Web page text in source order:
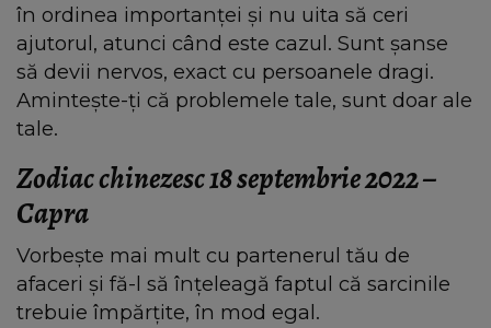
în ordinea importanței și nu uita să ceri
ajutorul, atunci când este cazul. Sunt șanse
să devii nervos, exact cu persoanele dragi.
Amintește-ți că problemele tale, sunt doar ale
tale.
Zodiac chinezesc 18 septembrie 2022 –
Capra
Vorbește mai mult cu partenerul tău de
afaceri și fă-l să înțeleagă faptul că sarcinile
trebuie împărțite, în mod egal.